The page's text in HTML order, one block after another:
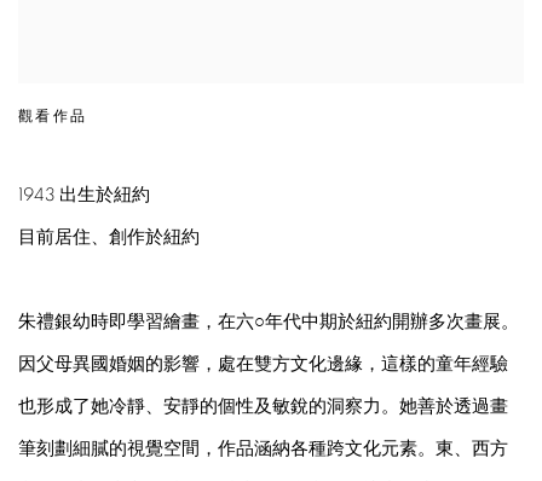
觀看作品
1943 出生於紐約
目前居住、創作於紐約
朱禮銀幼時即學習繪畫，在六○年代中期於紐約開辦多次畫展。
因父母異國婚姻的影響，處在雙方文化邊緣，這樣的童年經驗
也形成了她冷靜、安靜的個性及敏銳的洞察力。她善於透過畫
筆刻劃細膩的視覺空間，作品涵納各種跨文化元素。東、西方